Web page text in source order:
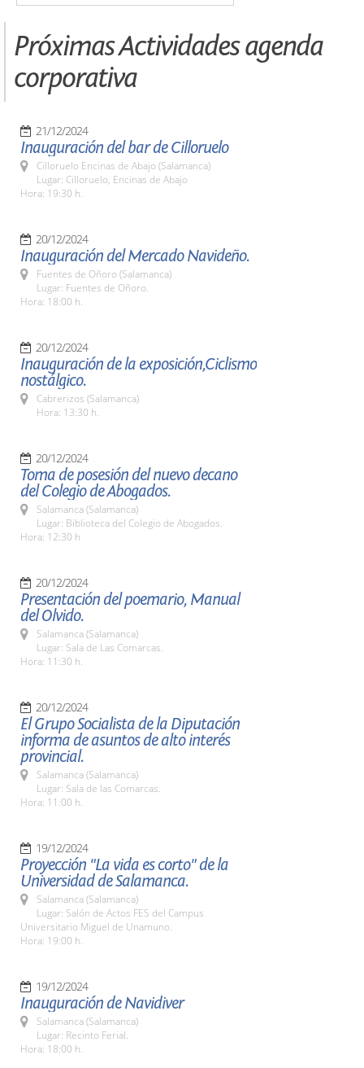
Próximas Actividades agenda
corporativa
21/12/2024
Inauguración del bar de Cilloruelo
Cilloruelo Encinas de Abajo (Salamanca)
Lugar: Cilloruelo, Encinas de Abajo
Hora: 19:30 h.
20/12/2024
Inauguración del Mercado Navideño.
Fuentes de Oñoro (Salamanca)
Lugar: Fuentes de Oñoro.
Hora: 18:00 h.
20/12/2024
Inauguración de la exposición,Ciclismo
nostálgico.
Cabrerizos (Salamanca)
Hora: 13:30 h.
20/12/2024
Toma de posesión del nuevo decano
del Colegio de Abogados.
Salamanca (Salamanca)
Lugar: Biblioteca del Colegio de Abogados.
Hora: 12:30 h
20/12/2024
Presentación del poemario, Manual
del Olvido.
Salamanca (Salamanca)
Lugar: Sala de Las Comarcas.
Hora: 11:30 h.
20/12/2024
El Grupo Socialista de la Diputación
informa de asuntos de alto interés
provincial.
Salamanca (Salamanca)
Lugar: Sala de las Comarcas.
Hora: 11:00 h.
19/12/2024
Proyección "La vida es corto" de la
Universidad de Salamanca.
Salamanca (Salamanca)
Lugar: Salón de Actos FES del Campus
Universitario Miguel de Unamuno.
Hora: 19:00 h.
19/12/2024
Inauguración de Navidiver
Salamanca (Salamanca)
Lugar: Recinto Ferial.
Hora: 18:00 h.